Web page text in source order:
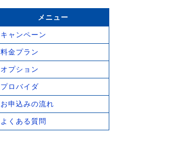
メニュー
キャンペーン
料金プラン
オプション
プロバイダ
お申込みの流れ
よくある質問